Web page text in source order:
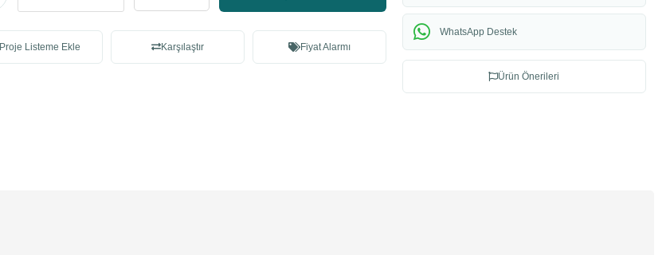
Proje Listeme Ekle Karşılaştır Fiyat Alarmı
WhatsApp Destek
Ürün Önerileri